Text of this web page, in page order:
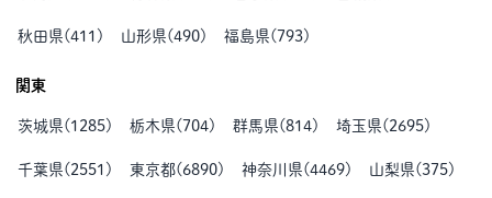
秋田県(411 ) 山形県(490) 福島県( 793)
関東
茨城県( 1285) 栃木県( 704) 群馬県(814) 埼玉県( 2695)
千葉県( 2551 ) 東京都( 6890) 神奈川県(4469) 山梨県(375)